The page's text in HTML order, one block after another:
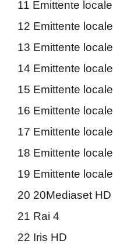
11 Emittente locale
12 Emittente locale
13 Emittente locale
14 Emittente locale
15 Emittente locale
16 Emittente locale
17 Emittente locale
18 Emittente locale
19 Emittente locale
20 20Mediaset HD
21 Rai 4
22 Iris HD